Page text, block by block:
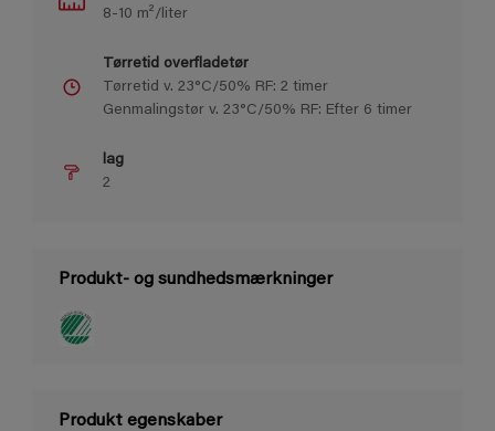
8-10 m²/liter
Tørretid overfladetør
Tørretid v. 23°C/50% RF: 2 timer
Genmalingstør v. 23°C/50% RF: Efter 6 timer
lag
2
Produkt- og sundhedsmærkninger
Produkt egenskaber